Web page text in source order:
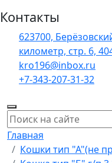
Контакты
623700,
километр, стр. 6,
kro196@inbox.ru
+7-343-207-31-32
Главная
Кошки тип "А"(не